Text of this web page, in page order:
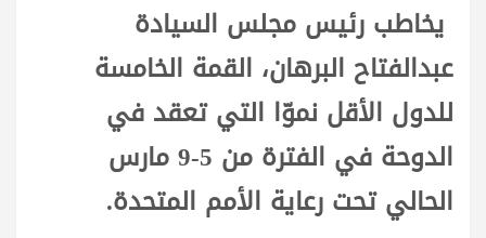
يخاطب رئيس مجلس السيادة
عبدالفتاح البرهان، القمة الخامسة
للدول الأقل نموّا التي تعقد في
الدوحة في الفترة من 5-9 مارس
الحالي تحت رعاية الأمم المتحدة.